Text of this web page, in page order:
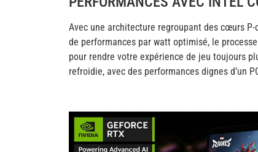
Avec une architecture regroupant des cœurs
de performances par watt optimisé, le
pour rendre votre expérience de jeu toujours
refroidie, avec des performances dignes d’un